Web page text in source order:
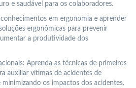
e saudável para os colaboradores.
em ergonomia e aprender
ergonômicas para prevenir
a produtividade dos
Aprenda as técnicas de primeiros
auxiliar vítimas de acidentes de
minimizando os impactos dos acidentes.